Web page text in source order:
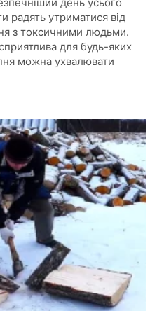
радять утриматися від
з токсичними людьми.
для будь-яких
можна ухвалювати